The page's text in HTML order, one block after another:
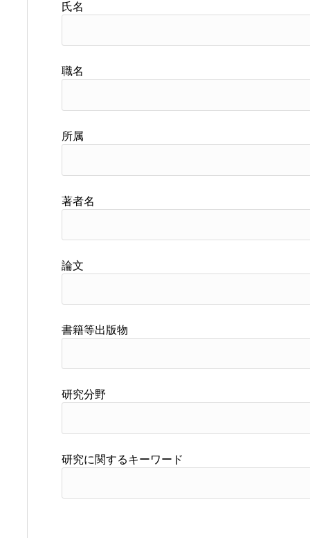
氏名
職名
所属
著者名
論文
書籍等出版物
研究分野
研究に関するキーワード